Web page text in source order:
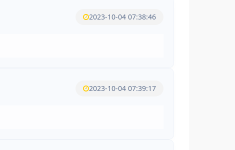
2023-10-04 07:38:46
2023-10-04 07:39:17